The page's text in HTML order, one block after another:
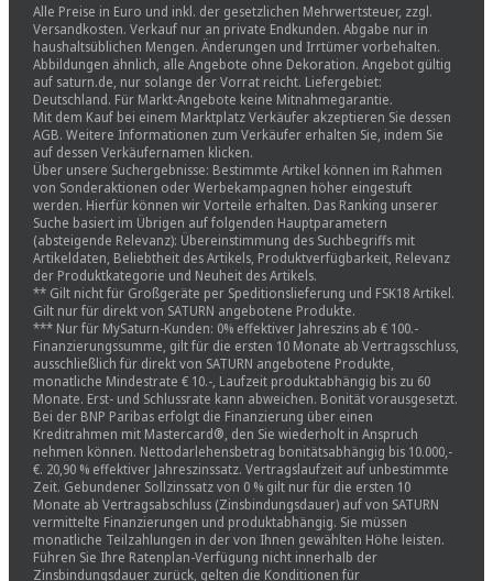
Alle Preise in Euro und inkl. der gesetzlichen Mehrwertsteuer, zzgl.
Versandkosten. Verkauf nur an private Endkunden. Abgabe nur in
haushaltsüblichen Mengen. Änderungen und Irrtümer vorbehalten.
Abbildungen ähnlich, alle Angebote ohne Dekoration. Angebot gültig
auf saturn.de, nur solange der Vorrat reicht. Liefergebiet:
Deutschland. Für Markt-Angebote keine Mitnahmegarantie.
Mit dem Kauf bei einem Marktplatz Verkäufer akzeptieren Sie dessen
AGB. Weitere Informationen zum Verkäufer erhalten Sie, indem Sie
auf dessen Verkäufernamen klicken.
Über unsere Suchergebnisse: Bestimmte Artikel können im Rahmen
von Sonderaktionen oder Werbekampagnen höher eingestuft
werden. Hierfür können wir Vorteile erhalten. Das Ranking unserer
Suche basiert im Übrigen auf folgenden Hauptparametern
(absteigende Relevanz): Übereinstimmung des Suchbegriffs mit
Artikeldaten, Beliebtheit des Artikels, Produktverfügbarkeit, Relevanz
der Produktkategorie und Neuheit des Artikels.
** Gilt nicht für Großgeräte per Speditionslieferung und FSK18 Artikel.
Gilt nur für direkt von SATURN angebotene Produkte.
*** Nur für MySaturn-Kunden: 0% effektiver Jahreszins ab € 100.-
Finanzierungssumme, gilt für die ersten 10 Monate ab Vertragsschluss,
ausschließlich für direkt von SATURN angebotene Produkte,
monatliche Mindestrate € 10.-, Laufzeit produktabhängig bis zu 60
Monate. Erst- und Schlussrate kann abweichen. Bonität vorausgesetzt.
Bei der BNP Paribas erfolgt die Finanzierung über einen
Kreditrahmen mit Mastercard®, den Sie wiederholt in Anspruch
nehmen können. Nettodarlehensbetrag bonitätsabhängig bis 10.000,-
€. 20,90 % effektiver Jahreszinssatz. Vertragslaufzeit auf unbestimmte
Zeit. Gebundener Sollzinssatz von 0 % gilt nur für die ersten 10
Monate ab Vertragsabschluss (Zinsbindungsdauer) auf von SATURN
vermittelte Finanzierungen und produktabhängig. Sie müssen
monatliche Teilzahlungen in der von Ihnen gewählten Höhe leisten.
Führen Sie Ihre Ratenplan-Verfügung nicht innerhalb der
Zinsbindungsdauer zurück, gelten die Konditionen für